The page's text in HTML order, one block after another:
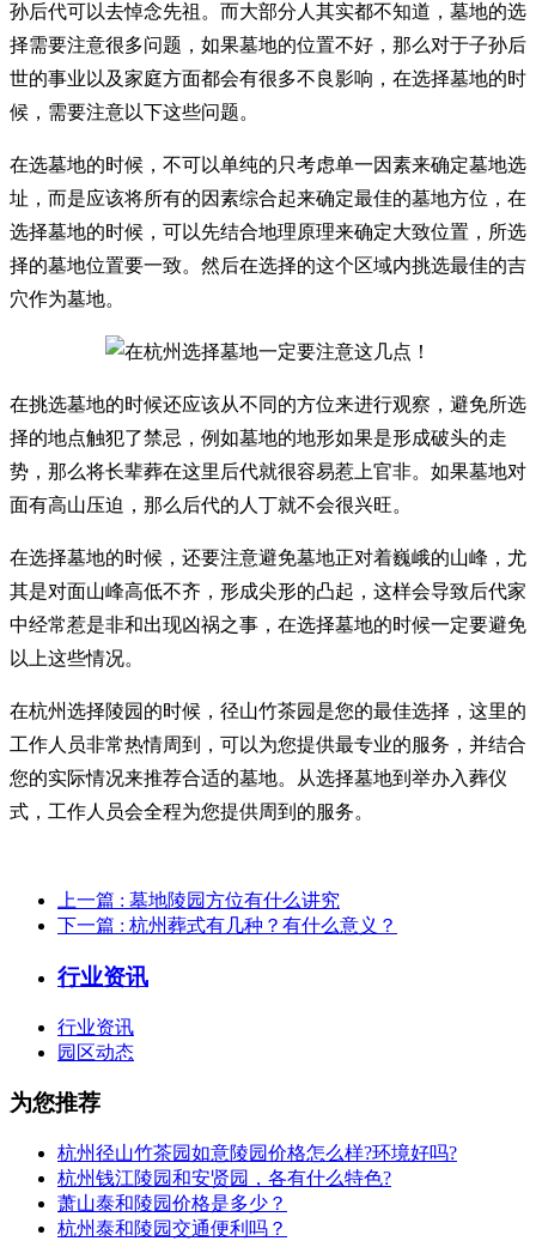
孙后代可以去悼念先祖。而大部分人其实都不知道，墓地的选
择需要注意很多问题，如果墓地的位置不好，那么对于子孙后
世的事业以及家庭方面都会有很多不良影响，在选择墓地的时
候，需要注意以下这些问题。
在选墓地的时候，不可以单纯的只考虑单一因素来确定墓地选
址，而是应该将所有的因素综合起来确定最佳的墓地方位，在
选择墓地的时候，可以先结合地理原理来确定大致位置，所选
择的墓地位置要一致。然后在选择的这个区域内挑选最佳的吉
穴作为墓地。
在挑选墓地的时候还应该从不同的方位来进行观察，避免所选
择的地点触犯了禁忌，例如墓地的地形如果是形成破头的走
势，那么将长辈葬在这里后代就很容易惹上官非。如果墓地对
面有高山压迫，那么后代的人丁就不会很兴旺。
在选择墓地的时候，还要注意避免墓地正对着巍峨的山峰，尤
其是对面山峰高低不齐，形成尖形的凸起，这样会导致后代家
中经常惹是非和出现凶祸之事，在选择墓地的时候一定要避免
以上这些情况。
在杭州选择陵园的时候，径山竹茶园是您的最佳选择，这里的
工作人员非常热情周到，可以为您提供最专业的服务，并结合
您的实际情况来推荐合适的墓地。从选择墓地到举办入葬仪
式，工作人员会全程为您提供周到的服务。
上一篇 : 墓地陵园方位有什么讲究
下一篇 : 杭州葬式有几种？有什么意义？
行业资讯
行业资讯
园区动态
为您推荐
杭州径山竹茶园如意陵园价格怎么样?环境好吗?
杭州钱江陵园和安贤园，各有什么特色?
萧山泰和陵园价格是多少？
杭州泰和陵园交通便利吗？